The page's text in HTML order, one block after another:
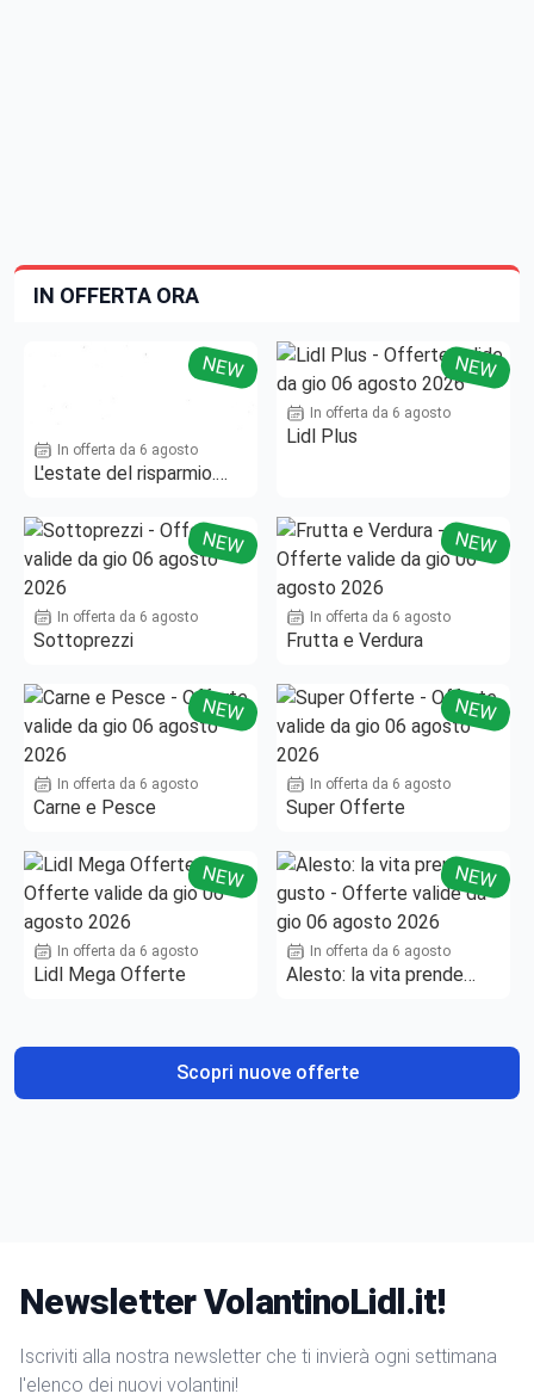
IN OFFERTA ORA
NEW
In offerta da 6 agosto
L'estate del risparmio.
NEW
In offerta da 6 agosto
Lidl Plus
NEW
In offerta da 6 agosto
Sottoprezzi
NEW
In offerta da 6 agosto
Frutta e Verdura
NEW
In offerta da 6 agosto
Carne e Pesce
NEW
In offerta da 6 agosto
Super Offerte
NEW
In offerta da 6 agosto
Lidl Mega Offerte
NEW
In offerta da 6 agosto
Alesto: la vita prende
Scopri nuove offerte
Newsletter VolantinoLidl.it!
Iscriviti alla nostra newsletter che ti invierà ogni settimana
l'elenco dei nuovi volantini!